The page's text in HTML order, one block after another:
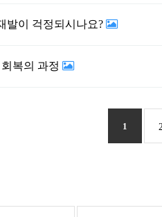
발이 걱정되시나요?
복의 과정
1 2